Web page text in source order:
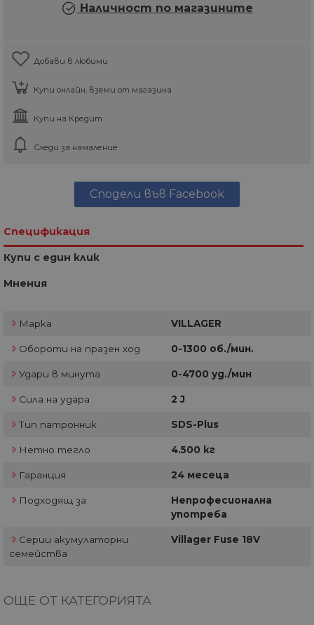
Наличност по магазините
Добави в любими
Купи онлайн, вземи от магазина
Купи на Кредит
Следи за намаление
Сподели във Facebook
Спецификация
Купи с един клик
Мнения
Марка VILLAGER
Обороти на празен ход 0-1300 об./мин.
Удари в минута 0-4700 уд./мин
Сила на удара 2 J
Тип патронник SDS-Plus
Нетно тегло 4.500 кг
Гаранция 24 месеца
Подходящ за
Непрофесионална
употреба
Серии акумулаторни
семейства
Villager Fuse 18V
ОЩЕ ОТ КАТЕГОРИЯТА